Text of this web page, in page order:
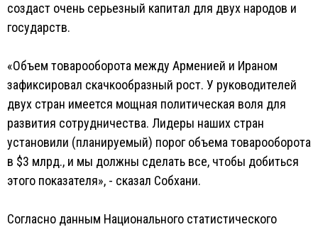
создаст очень серьезный капитал для двух народов и
государств.
«Объем товарооборота между Арменией и Ираном
зафиксировал скачкообразный рост. У руководителей
двух стран имеется мощная политическая воля для
развития сотрудничества. Лидеры наших стран
установили (планируемый) порог объема товарооборота
в $3 млрд., и мы должны сделать все, чтобы добиться
этого показателя», - сказал Собхани.
Согласно данным Национального статистического